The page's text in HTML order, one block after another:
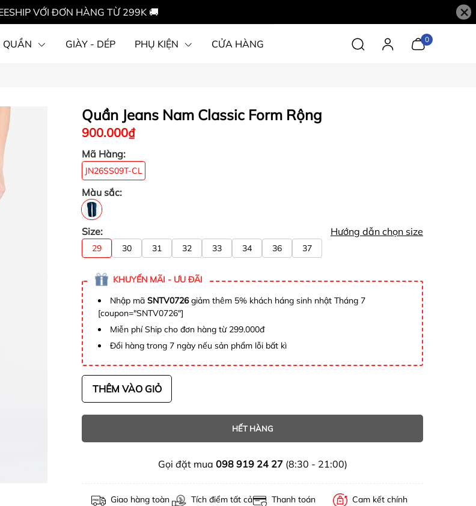
VỚI ĐƠN HÀNG TỪ 299K 🚚 ×
QUẦN GIÀY - DÉP PHỤ KIỆN CỬA HÀNG 0
Quần Jeans Nam Classic Form Rộng
900.000₫
Mã Hàng:
JN26SS09T-CL
Màu sắc:
Size: Hướng dẫn chọn size
29 30 31 32 33 34 36 37
KHUYẾN MÃI - ƯU ĐÃI
Nhập mã SNTV0726giảm thêm 5% khách háng sinh nhật Tháng 7
[coupon="SNTV0726"]
Miễn phí Ship cho đơn hàng từ 299.000đ
Đổi hàng trong 7 ngày nếu sản phẩm lỗi bất kì
THÊM VÀO GIỎ
HẾT HÀNG
Gọi đặt mua 098 919 24 27(8:30 - 21:00)
Giao hàng toàn
Tích điểm tất cả
Thanh toán
Cam kết chính